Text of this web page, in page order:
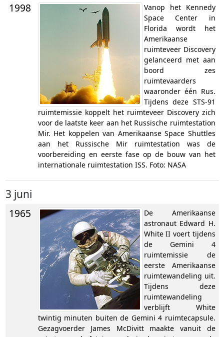
1998
Vanop het Kennedy
Space Center in
Florida wordt het
Amerikaanse
ruimteveer Discovery
gelanceerd met aan
boord zes
ruimtevaarders
waaronder één Rus.
Tijdens deze STS-91
ruimtemissie koppelt het ruimteveer Discovery zich
voor de laatste keer aan het Russische ruimtestation
Mir. Het koppelen van Amerikaanse Space Shuttles
aan het Russische Mir ruimtestation was de
voorbereiding en eerste fase op de bouw van het
internationale ruimtestation ISS. Foto: NASA
3 juni
1965
De Amerikaanse
astronaut Edward H.
White II voert tijdens
de Gemini 4
ruimtemissie de
eerste Amerikaanse
ruimtewandeling uit.
Tijdens deze
ruimtewandeling
verblijft White
twintig minuten buiten de Gemini 4 ruimtecapsule.
Gezagvoerder James McDivitt maakte vanuit de